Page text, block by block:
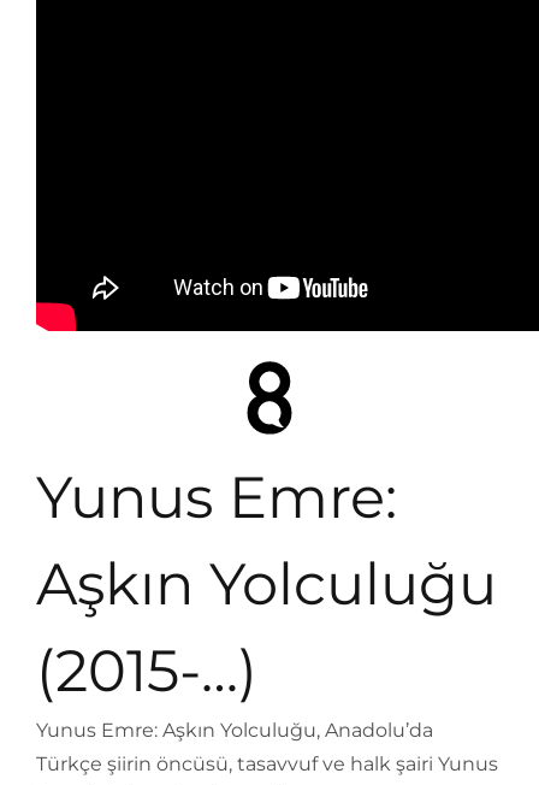
Yunus Emre:
Aşkın Yolculuğu
(2015-…)
Yunus Emre: Aşkın Yolculuğu, Anadolu’da
Türkçe şiirin öncüsü, tasavvuf ve halk şairi Yunus